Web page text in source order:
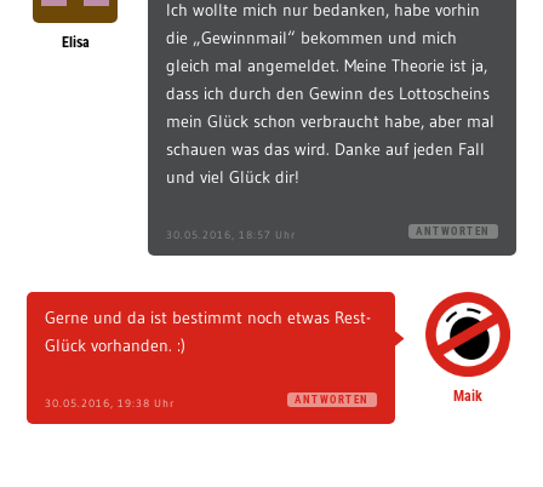
Elisa
Ich wollte mich nur bedanken, habe vorhin
die „Gewinnmail“ bekommen und mich
gleich mal angemeldet. Meine Theorie ist ja,
dass ich durch den Gewinn des Lottoscheins
mein Glück schon verbraucht habe, aber mal
schauen was das wird. Danke auf jeden Fall
und viel Glück dir!
30.05.2016, 18:57 Uhr ANTWORTEN
Maik
Gerne und da ist bestimmt noch etwas Rest-
Glück vorhanden. :)
30.05.2016, 19:38 Uhr ANTWORTEN